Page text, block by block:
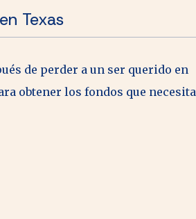
Texas
de perder a un ser querido en
obtener los fondos que necesita